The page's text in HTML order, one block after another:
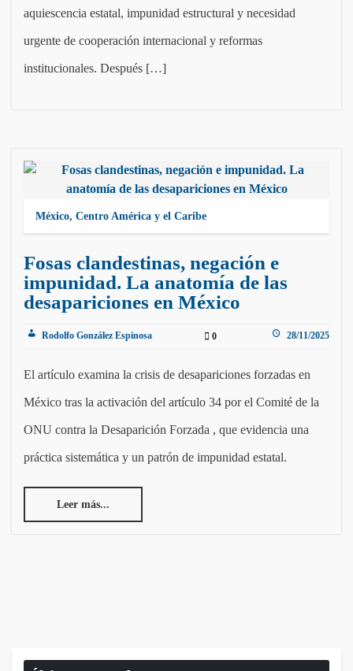
aquiescencia estatal, impunidad estructural y necesidad
urgente de cooperación internacional y reformas
institucionales. Después […]
México, Centro América y el Caribe
Fosas clandestinas, negación e
impunidad. La anatomía de las
desapariciones en México
Rodolfo González Espinosa 0 28/11/2025
El artículo examina la crisis de desapariciones forzadas en
México tras la activación del artículo 34 por el Comité de la
ONU contra la Desaparición Forzada , que evidencia una
práctica sistemática y un patrón de impunidad estatal.
Leer más...